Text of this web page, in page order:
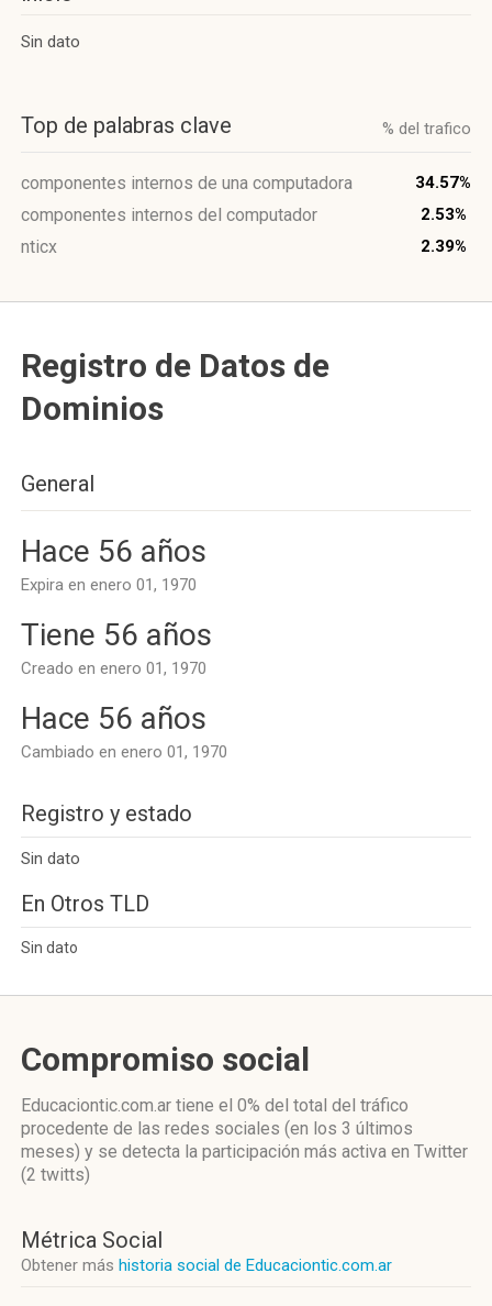
Sin dato
Top de palabras clave % del trafico
componentes internos de una computadora 34.57%
componentes internos del computador 2.53%
nticx 2.39%
Registro de Datos de
Dominios
General
Hace 56 años
Expira en enero 01, 1970
Tiene 56 años
Creado en enero 01, 1970
Hace 56 años
Cambiado en enero 01, 1970
Registro y estado
Sin dato
En Otros TLD
Sin dato
Compromiso social
Educaciontic.com.ar tiene el 0% del total del tráfico
procedente de las redes sociales (en los 3 últimos
meses) y se detecta la participación más activa en Twitter
(2 twitts)
Métrica Social
Obtener más historia social de Educaciontic.com.ar